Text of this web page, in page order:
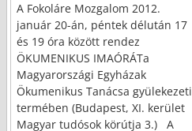
A Fokoláre Mozgalom 2012.
január 20-án, péntek délután 17
és 19 óra között rendez
ÖKUMENIKUS IMAÓRÁTa
Magyarországi Egyházak
Ökumenikus Tanácsa gyülekezeti
termében (Budapest, XI. kerület
Magyar tudósok körútja 3.) A